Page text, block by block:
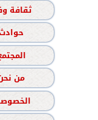
ثقافة
من